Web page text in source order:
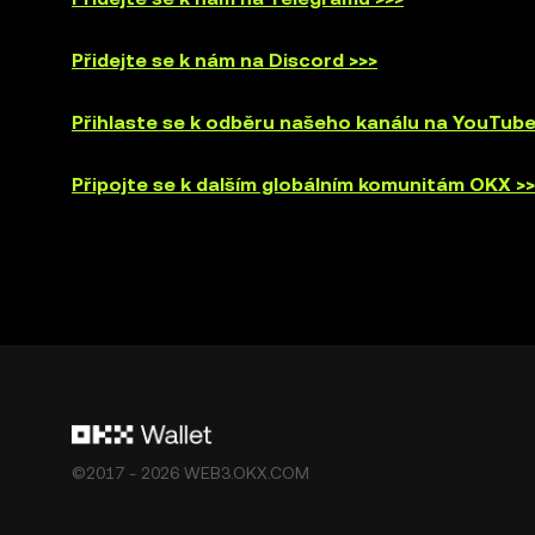
Přidejte se k nám na Discord >>>
Přihlaste se k odběru našeho kanálu na YouTube
Připojte se k dalším globálním komunitám OKX
©2017 - 2026 WEB3.OKX.COM